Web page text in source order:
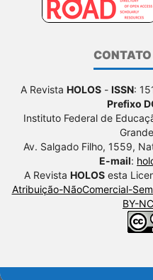
CONTATO
A Revista HOLOS - ISSN:
Prefixo
Instituto Federal de
Av. Salgado Filho, 1559,
E-mail:
A Revista HOLOSesta
Atribuição-NãoComercial-
BY-